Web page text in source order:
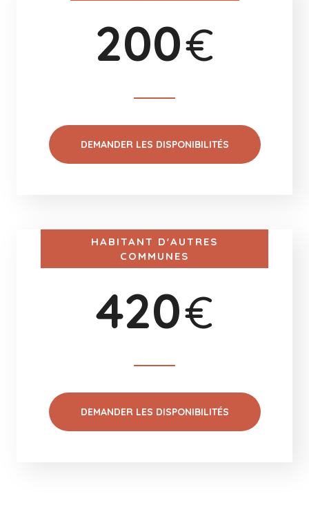
200€
DEMANDER LES DISPONIBILITÉS
HABITANT D'AUTRES
COMMUNES
420€
DEMANDER LES DISPONIBILITÉS